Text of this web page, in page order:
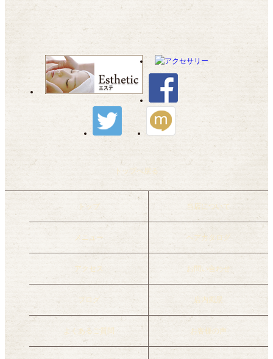
トップへ戻る
トップ 当店について
メニュー ヘアカタログ
アクセス お問い合わせ
ブログ 店内風景
よくあるご質問 お客様の声